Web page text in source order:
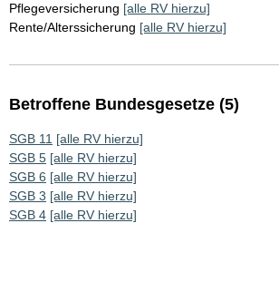
Pflegeversicherung [alle RV hierzu]
Rente/Alterssicherung [alle RV hierzu]
Betroffene Bundesgesetze (5)
SGB 11 [alle RV hierzu]
SGB 5 [alle RV hierzu]
SGB 6 [alle RV hierzu]
SGB 3 [alle RV hierzu]
SGB 4 [alle RV hierzu]